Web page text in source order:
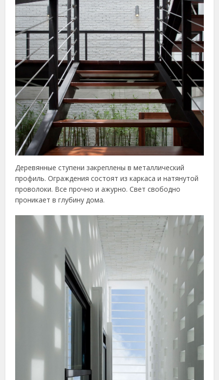
Деревянные ступени закреплены в металлический
профиль. Ограждения состоят из каркаса и натянутой
проволоки. Все прочно и ажурно. Свет свободно
проникает в глубину дома.